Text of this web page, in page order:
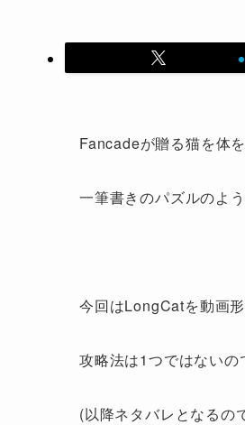
Fancadeが贈る猫を体
一筆書きのパズルのよ
今回はLongCatを動画
攻略法は1つではないの
(以降ネタバレとなるの